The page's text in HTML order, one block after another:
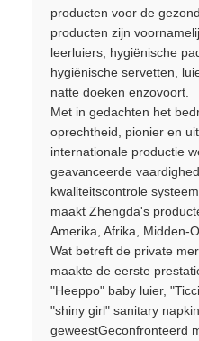
producten voor de
producten zijn
leerluiers, hygiënische
hygiënische servetten,
natte doeken enzovoort.
Met in gedachten het
oprechtheid, pionier en
internationale productie
geavanceerde
kwaliteitscontrole
maakt Zhengda's
Amerika, Afrika, Midden-
Wat betreft de private
maakte de eerste
"Heeppo" baby luier,
"shiny girl" sanitary
geweestGeconfronteerd